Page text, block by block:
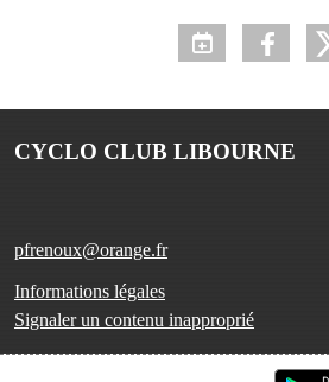
CYCLO CLUB LIBOURNE
pfrenoux@orange.fr
Informations légales
Signaler un contenu inapproprié